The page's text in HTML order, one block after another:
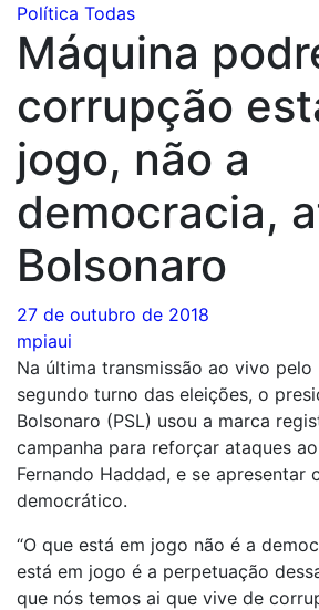
Política Todas
Máquina
corrupção
jogo, não a
democracia,
Bolsonaro
27 de outubro de 2018
mpiaui
Na última transmissão ao vivo
segundo turno das eleições, o
Bolsonaro (PSL) usou a marca
campanha para reforçar ataques
Fernando Haddad, e se apresentar
democrático.
“O que está em jogo não é a
está em jogo é a perpetuação
que nós temos ai que vive de